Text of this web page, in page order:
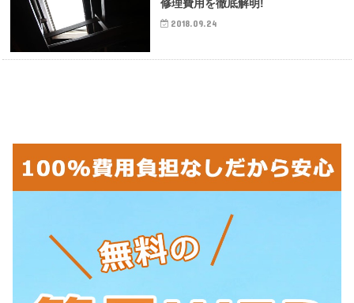
修理費用を徹底解明!
2018.09.24